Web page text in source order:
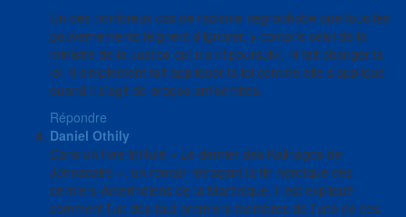
Un des nombreux cas de racisme négrophobe que tous les
gouvernements feignent d’ignorer, y compris celui de la
ministre de la Justice qui n’a ni poursuivi, ni fait changer la
loi ni simplement fait appliquer la loi comme elle s’applique
quand il s’agit de propos antisémites.
Répondre
Daniel Othily
Dans un livre intitulé « Le dernier des Kalinagos de
Jonnacaire », un roman retraçant la fin héroïque des
derniers Amérindiens de la Martinique, il est expliqué
comment l’un des tout premiers membres de l’une de ces